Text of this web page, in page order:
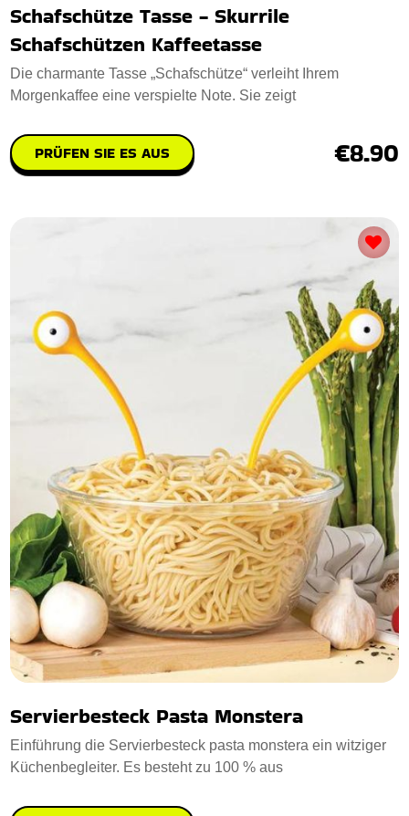
Schafschütze Tasse - Skurrile
Schafschützen Kaffeetasse
Die charmante Tasse „Schafschütze“ verleiht Ihrem
Morgenkaffee eine verspielte Note. Sie zeigt
PRÜFEN SIE ES AUS €8.90
Servierbesteck Pasta Monstera
Einführung die Servierbesteck pasta monstera ein witziger
Küchenbegleiter. Es besteht zu 100 % aus